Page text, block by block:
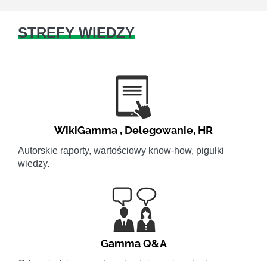
STREFY WIEDZY
WikiGamma , Delegowanie, HR
Autorskie raporty, wartościowy know-how, pigułki
wiedzy.
Gamma Q&A